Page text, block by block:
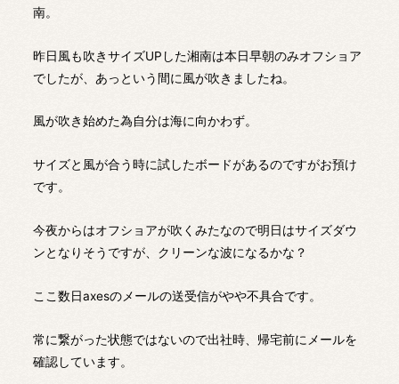
南。
昨日風も吹きサイズUPした湘南は本日早朝のみオフショア
でしたが、あっという間に風が吹きましたね。
風が吹き始めた為自分は海に向かわず。
サイズと風が合う時に試したボードがあるのですがお預け
です。
今夜からはオフショアが吹くみたなので明日はサイズダウ
ンとなりそうですが、クリーンな波になるかな？
ここ数日axesのメールの送受信がやや不具合です。
常に繋がった状態ではないので出社時、帰宅前にメールを
確認しています。